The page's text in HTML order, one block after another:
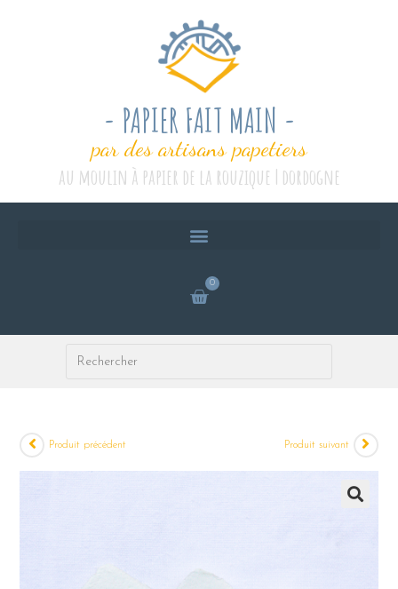
- PAPIER FAIT MAIN -
par des artisans papetiers
au moulin à papier de la rouzique | dordogne
0
Produit précédent Produit suivant